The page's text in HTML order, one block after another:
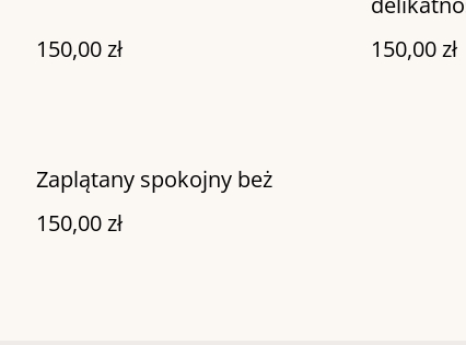
150,00 zł
150,00 zł
Zaplątany spokojny beż
150,00 zł